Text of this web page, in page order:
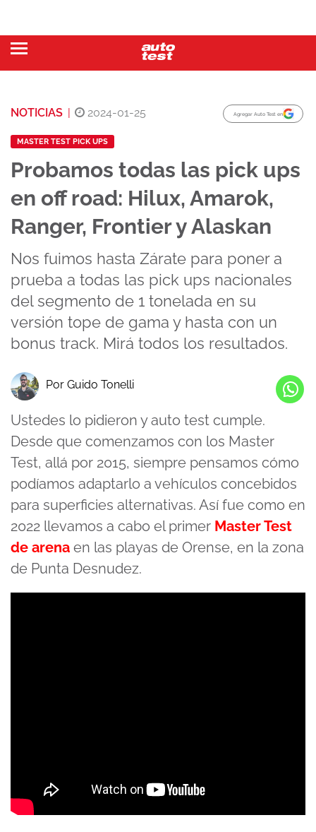
NOTICIAS | 2024-01-25 Agregar Auto Test en
MASTER TEST PICK UPS
Probamos todas las pick ups
en off road: Hilux, Amarok,
Ranger, Frontier y Alaskan
Nos fuimos hasta Zárate para poner a
prueba a todas las pick ups nacionales
del segmento de 1 tonelada en su
versión tope de gama y hasta con un
bonus track. Mirá todos los resultados.
Por Guido Tonelli
Ustedes lo pidieron y auto test cumple.
Desde que comenzamos con los Master
Test, allá por 2015, siempre pensamos cómo
podíamos adaptarlo a vehículos concebidos
para superficies alternativas. Así fue como en
2022 llevamos a cabo el primer Master Test
de arena en las playas de Orense, en la zona
de Punta Desnudez.